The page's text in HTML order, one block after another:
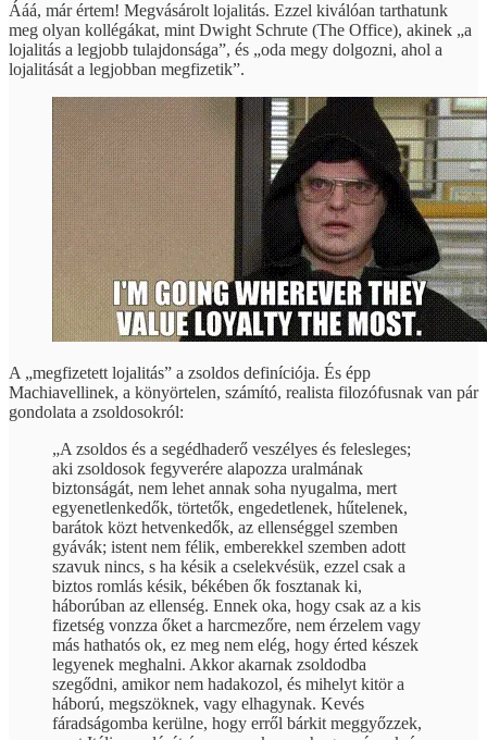
Ááá, már értem! Megvásárolt lojalitás. Ezzel kiválóan tarthatunk
meg olyan kollégákat, mint Dwight Schrute (The Office), akinek „a
lojalitás a legjobb tulajdonsága”, és „oda megy dolgozni, ahol a
lojalitását a legjobban megfizetik”.
A „megfizetett lojalitás” a zsoldos definíciója. És épp
Machiavellinek, a könyörtelen, számító, realista filozófusnak van pár
gondolata a zsoldosokról:
„A zsoldos és a segédhaderő veszélyes és felesleges;
aki zsoldosok fegyverére alapozza uralmának
biztonságát, nem lehet annak soha nyugalma, mert
egyenetlenkedők, törtetők, engedetlenek, hűtelenek,
barátok közt hetvenkedők, az ellenséggel szemben
gyávák; istent nem félik, emberekkel szemben adott
szavuk nincs, s ha késik a cselekvésük, ezzel csak a
biztos romlás késik, békében ők fosztanak ki,
háborúban az ellenség. Ennek oka, hogy csak az a kis
fizetség vonzza őket a harcmezőre, nem érzelem vagy
más hathatós ok, ez meg nem elég, hogy érted készek
legyenek meghalni. Akkor akarnak zsoldodba
szegődni, amikor nem hadakozol, és mihelyt kitör a
háború, megszöknek, vagy elhagynak. Kevés
fáradságomba kerülne, hogy erről bárkit meggyőzzek,